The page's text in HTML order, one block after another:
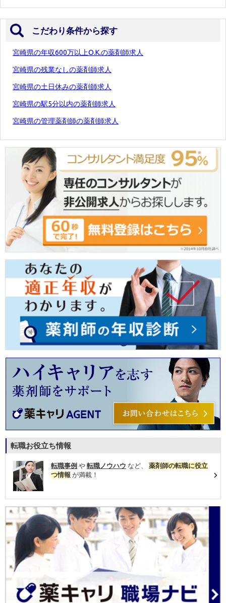
こだわり条件から探す
宮崎県の年収600万以上O.K.の薬剤師求人
宮崎県の残業なしの薬剤師求人
宮崎県の土日休みの薬剤師求人
宮崎県の駅5分以内の薬剤師求人
宮崎県の管理薬剤師の薬剤師求人
転職お役立ち情報
転職事例 や 転職ノウハウ など、 薬剤師の転職に役立
つ情報 が満載！